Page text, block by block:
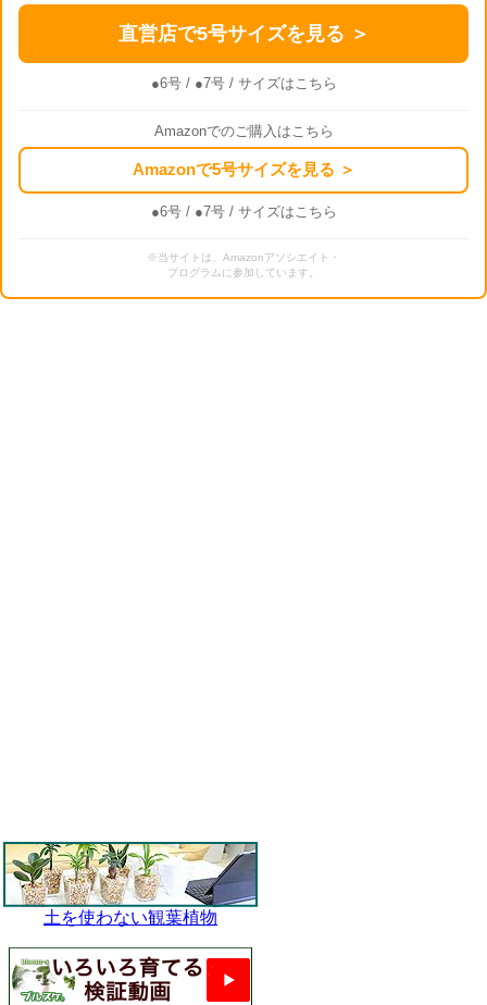
直営店で5号サイズを見る ＞
●6号/ ●7号/ サイズはこちら
Amazonでのご購入はこちら
Amazonで5号サイズを見る ＞
●6号/ ●7号/ サイズはこちら
※当サイトは、Amazonアソシエイト・
プログラムに参加しています。
土を使わない観葉植物